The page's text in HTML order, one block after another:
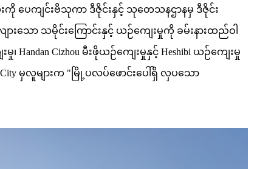
ေကျင်းဗိသုကာ ဒီဇိုင်းနှင့် သုတေသနဌာနမှ ဒီဇိုင်း
သော သမိုင်းကြောင်းနှင့် ယဉ်ကျေးမှုကို ခမ်းနားထည်ဝါ
Cizhou မီးဖိုယဉ်ကျေးမှုနှင့် Heshibi ယဉ်ကျေးမှု
မှလူများက "မြို့ပလပ်ဖောင်းပေါ်ရှိ လှပသော